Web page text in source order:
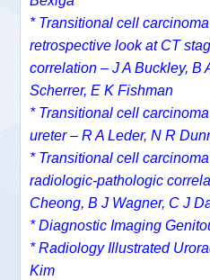
* Transitional cell
retrospective look at CT
correlation – J A Buckley, B
Scherrer, E K Fishman
* Transitional cell
ureter –R A Leder,N R
* Transitional cell
radiologic-pathologic
Cheong, B J Wagner, C J
* Diagnostic Imaging
* Radiology Illustrated
Kim